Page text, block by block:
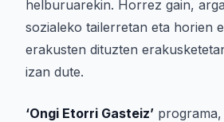
helburuarekin. Horrez gain,
sozialeko tailerretan eta horien
erakusten dituzten
izan dute.
‘Ongi Etorri Gasteiz’ programa,